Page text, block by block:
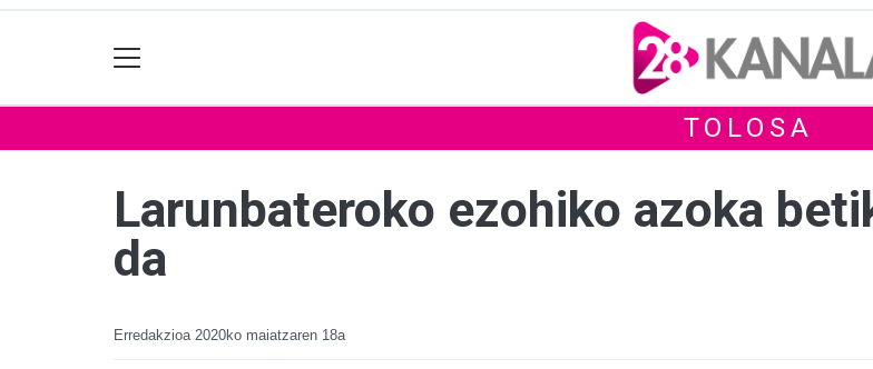
TOLOSA
Larunbateroko ezohiko azoka
da
Erredakzioa 2020ko maiatzaren 18a